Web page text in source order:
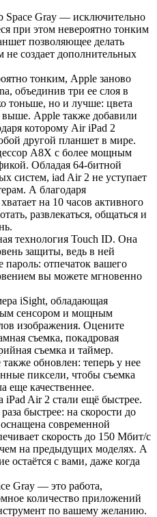
Space Gray — исключительно
при этом невероятно тонким
позволяющее делать
создает дополнительных
тонким, Apple заново
объединив три ее слоя в
тоньше, но и лучше: цвета
выше. Apple также добавили
которому Air iPad 2
другой планшет в мире.
A8X с более мощным
Обладая 64-битной
систем, iad Air 2 не уступает
А благодаря
на 10 часов активного
развлекаться, общаться и
технология Touch ID. Она
защиты, ведь в ней
отпечаток вашего
вы можете мгновенно
iSight, обладающая
сенсором и мощным
изображения. Оцените
съемка, покадровая
съемка и таймер.
обновлен: теперь у нее
пиксели, чтобы съемка
еще качественнее.
Air 2 стали ещё быстрее.
быстрее: на скорости до
современной
скорость до 150 Мбит/с
на предыдущих моделях. А
остаётся с вами, даже когда
Gray — это работа,
количество приложений
по вашему желанию.